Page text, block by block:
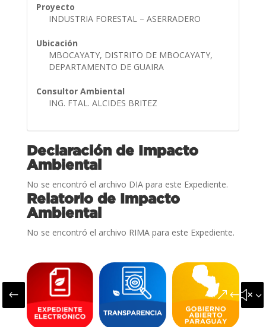
Proyecto
INDUSTRIA FORESTAL – ASERRADERO
Ubicación
MBOCAYATY, DISTRITO DE MBOCAYATY,
DEPARTAMENTO DE GUAIRA
Consultor Ambiental
ING. FTAL. ALCIDES BRITEZ
Declaración de Impacto
Ambiental
No se encontró el archivo DIA para este Expediente.
Relatorio de Impacto
Ambiental
No se encontró el archivo RIMA para este Expediente.
#